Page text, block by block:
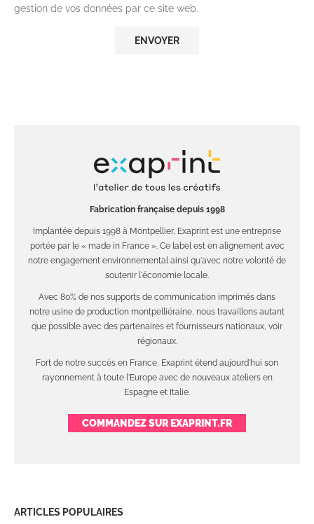
gestion de vos données par ce site web.
Fabrication française depuis 1998
Implantée depuis 1998 à Montpellier, Exaprint est une entreprise
portée par le « made in France ». Ce label est en alignement avec
notre engagement environnemental ainsi qu'avec notre volonté de
soutenir l'économie locale.
Avec 80% de nos supports de communication imprimés dans
notre usine de production montpelliéraine, nous travaillons autant
que possible avec des partenaires et fournisseurs nationaux, voir
régionaux.
Fort de notre succès en France, Exaprint étend aujourd'hui son
rayonnement à toute l'Europe avec de nouveaux ateliers en
Espagne et Italie.
COMMANDEZ SUR EXAPRINT.FR
ARTICLES POPULAIRES